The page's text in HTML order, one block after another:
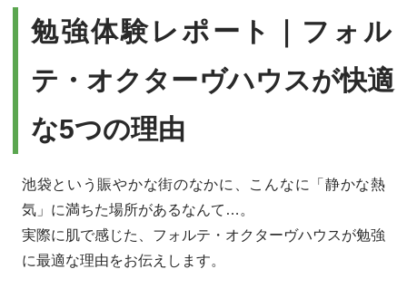
勉強体験レポート｜フォル
テ・オクターヴハウスが快適
な5つの理由
池袋という賑やかな街のなかに、こんなに「静かな熱
気」に満ちた場所があるなんて…。
実際に肌で感じた、フォルテ・オクターヴハウスが勉強
に最適な理由をお伝えします。